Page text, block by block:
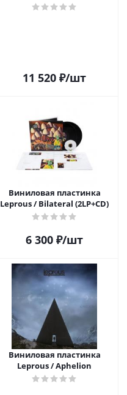
11 520 ₽/шт
Виниловая пластинка
Leprous / Bilateral (2LP+CD)
6 300 ₽/шт
Виниловая пластинка
Leprous / Aphelion